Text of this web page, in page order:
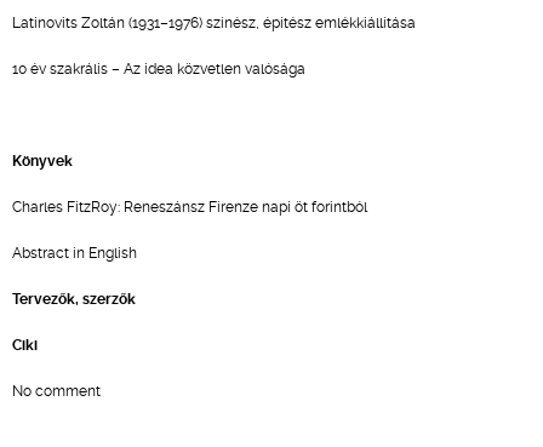
Latinovits Zoltán (1931–1976) színész, építész emlékkiállítása
10 év szakrális – Az idea közvetlen valósága
Könyvek
Charles FitzRoy: Reneszánsz Firenze napi öt forintból
Abstract in English
Tervezők, szerzők
Ciki
No comment